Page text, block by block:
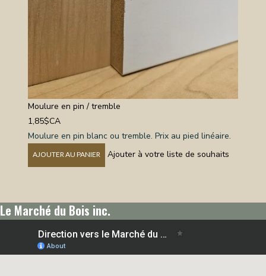
Moulure en pin / tremble
1,85$CA
Moulure en pin blanc ou tremble. Prix au pied linéaire.
AJOUTER AU PANIER Ajouter à votre liste de souhaits
Le Marché du Bois inc.